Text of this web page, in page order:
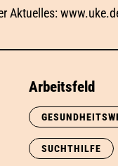
Aktuelles:
Arbeitsfeld
SUCHTHILFE